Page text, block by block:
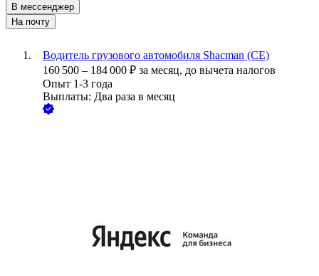
В мессенджер
На почту
Водитель грузового автомобиля Shacman (СЕ)
160 500 – 184 000 ₽ за месяц, до вычета налогов
Опыт 1-3 года
Выплаты: Два раза в месяц